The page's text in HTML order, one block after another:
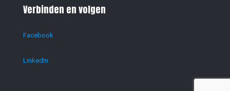
Verbinden en volgen
Facebook
LinkedIn